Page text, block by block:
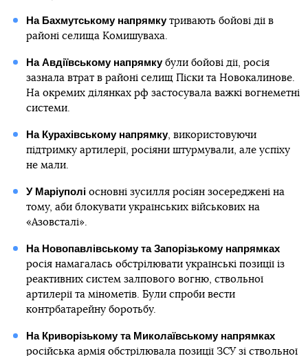
На Бахмутському напрямкутривають бойові дії в
районі селища Комишуваха.
На Авдіївському напрямку були бойові дії, росія
зазнала втрат в районі селищ Піски та Новокалинове.
На окремих ділянках рф застосувала важкі вогнеметні
системи.
На Курахівському напрямку, використовуючи
підтримку артилерії, росіяни штурмували, але успіху
не мали.
У Маріуполіосновні зусилля росіян зосереджені на
тому, аби блокувати українських військових на
«Азовсталі».
На Новопавлівському та Запорізькому напрямках
росія намагалась обстрілювати українські позиції із
реактивних систем залпового вогню, ствольної
артилерії та мінометів. Були спроби вести
контрбатарейну боротьбу.
На Криворізькому та Миколаївському напрямках
російська армія обстрілювала позиції ЗСУ зі ствольної